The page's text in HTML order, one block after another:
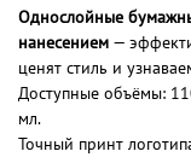
Однослойные
нанесением —
ценят стиль и
Доступные объёмы:
мл.
Точный принт